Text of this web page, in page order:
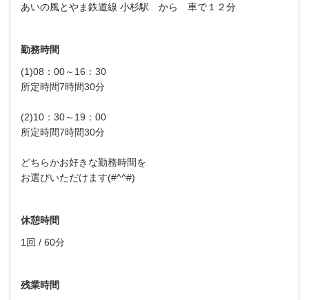
あいの風とやま鉄道線 小杉駅 から 車で１２分
勤務時間
(1)08：00～16：30
所定時間7時間30分
(2)10：30～19：00
所定時間7時間30分
どちらかお好きな勤務時間を
お選びいただけます(#^^#)
休憩時間
1回 / 60分
残業時間